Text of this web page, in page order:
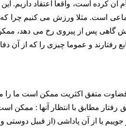
آن کرده است، واقعاً اعتقاد داریم.
است. مثلا ورزش می کنیم چرا
گاهی پس از پیروی رخ می دهد،
رفتارند و عموما چیزی را که از آن
متفق اکثریت ممکن است ما را
رفتار مطابق با انتظار آنها : ممکن
یا از آن پاداشی (از قبیل